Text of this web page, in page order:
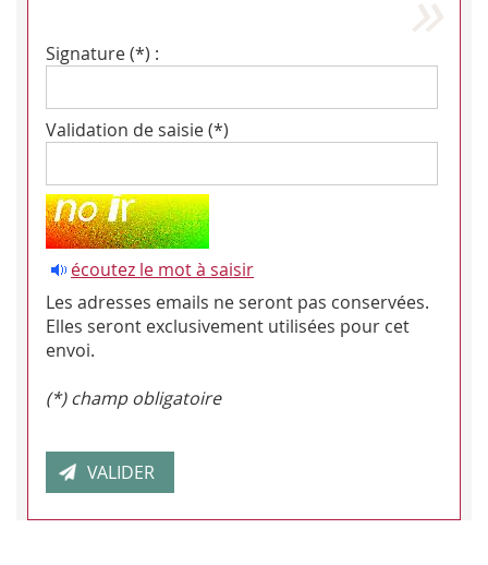
Signature (*) :
Validation de saisie (*)
écoutez le mot à saisir
Les adresses emails ne seront pas conservées.
Elles seront exclusivement utilisées pour cet
envoi.
(*) champ obligatoire